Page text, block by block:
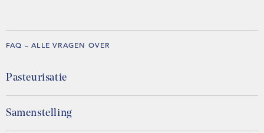
FAQ – ALLE VRAGEN OVER
Pasteurisatie
Samenstelling